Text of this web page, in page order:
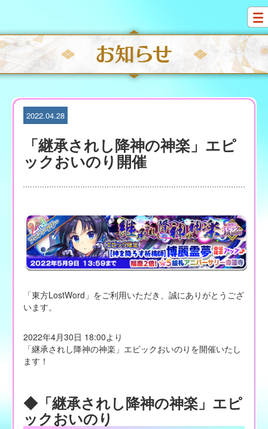
i
p
t
o
c
2022.04.28
「継承されし降神の神楽」エピ
ックおいのり開催
「東方LostWord」をご利用いただき、誠にありがとうござ
います。
2022年4月30日 18:00より
「継承されし降神の神楽」エピックおいのりを開催いたし
ます！
◆「継承されし降神の神楽」エピ
ックおいのり